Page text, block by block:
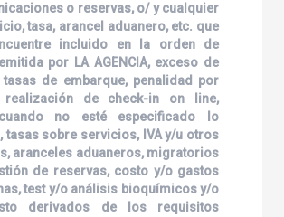
o reservas, o/ y cualquier
tasa, arancel aduanero, etc. que
incluido en la orden de
por LA AGENCIA, exceso de
tasas de embarque, penalidad por
de check-in on line,
no esté especificado lo
tasas sobre servicios, IVA y/u otros
aranceles aduaneros, migratorios
de reservas, costo y/o gastos
test y/o análisis bioquímicos y/o
derivados de los requisitos